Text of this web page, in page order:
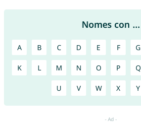
Nomes con ...
A B C D E F G
K L M N O P Q
U V W X Y